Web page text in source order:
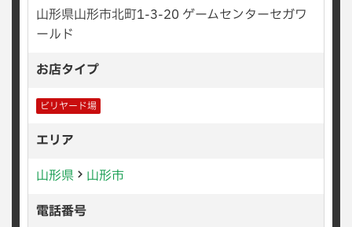
山形県山形市北町1-3-20 ゲームセンターセガワ
ールド
お店タイプ
ビリヤード場
エリア
山形県
山形市
電話番号